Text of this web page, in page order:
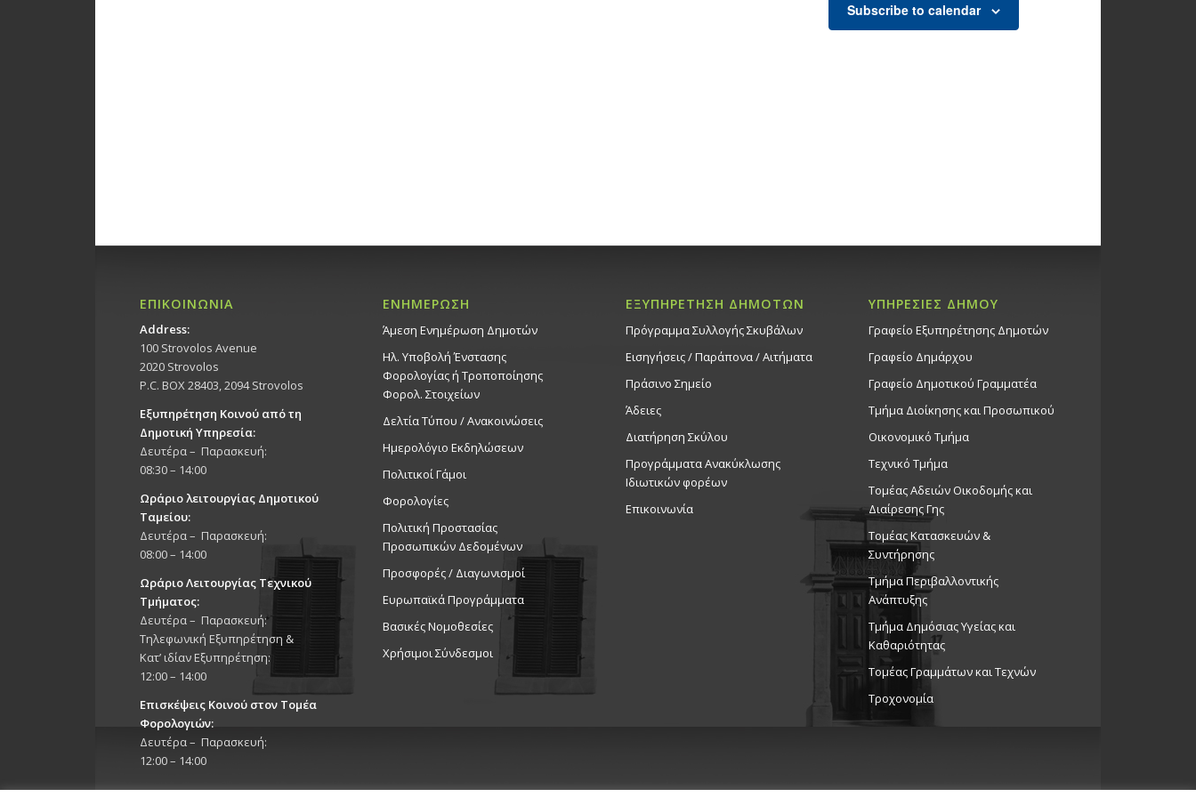
Subscribe to calendar
ΕΠΙΚΟΙΝΩΝΙΑ
Address:
100 Strovolos Avenue
2020 Strovolos
P.C. BOX 28403, 2094 Strovolos
Εξυπηρέτηση Κοινού από τη
Δημοτική Υπηρεσία:
Δευτέρα – Παρασκευή:
08:30 – 14:00
Ωράριο λειτουργίας Δημοτικού
Ταμείου:
Δευτέρα – Παρασκευή:
08:00 – 14:00
Ωράριο Λειτουργίας Τεχνικού
Τμήματος:
Δευτέρα – Παρασκευή:
Τηλεφωνική Εξυπηρέτηση &
Κατ’ ιδίαν Εξυπηρέτηση:
12:00 – 14:00
Επισκέψεις Κοινού στον Τομέα
Φορολογιών:
Δευτέρα – Παρασκευή:
12:00 – 14:00
ΕΝΗΜΕΡΩΣΗ
Άμεση Ενημέρωση Δημοτών
Ηλ. Υποβολή Ένστασης
Φορολογίας ή Τροποποίησης
Φορολ. Στοιχείων
Δελτία Τύπου / Ανακοινώσεις
Ημερολόγιο Εκδηλώσεων
Πολιτικοί Γάμοι
Φορολογίες
Πολιτική Προστασίας
Προσωπικών Δεδομένων
Προσφορές / Διαγωνισμοί
Ευρωπαϊκά Προγράμματα
Βασικές Νομοθεσίες
Χρήσιμοι Σύνδεσμοι
ΕΞΥΠΗΡΕΤΗΣΗ ΔΗΜΟΤΩΝ
Πρόγραμμα Συλλογής Σκυβάλων
Εισηγήσεις / Παράπονα / Αιτήματα
Πράσινο Σημείο
Άδειες
Διατήρηση Σκύλου
Προγράμματα Ανακύκλωσης
Ιδιωτικών φορέων
Επικοινωνία
ΥΠΗΡΕΣΙΕΣ ΔΗΜΟΥ
Γραφείο Εξυπηρέτησης Δημοτών
Γραφείο Δημάρχου
Γραφείο Δημοτικού Γραμματέα
Τμήμα Διοίκησης και Προσωπικού
Οικονομικό Τμήμα
Τεχνικό Τμήμα
Τομέας Αδειών Οικοδομής και
Διαίρεσης Γης
Τομέας Κατασκευών &
Συντήρησης
Τμήμα Περιβαλλοντικής
Ανάπτυξης
Tμήμα Δημόσιας Υγείας και
Καθαριότητας
Τομέας Γραμμάτων και Τεχνών
Τροχονομία